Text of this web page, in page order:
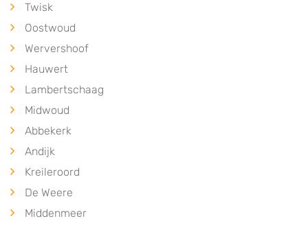
Twisk
Oostwoud
Wervershoof
Hauwert
Lambertschaag
Midwoud
Abbekerk
Andijk
Kreileroord
De Weere
Middenmeer